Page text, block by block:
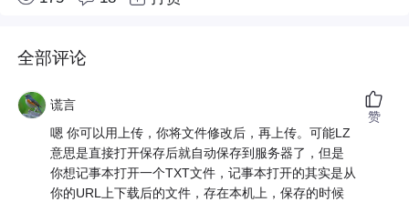
全部评论
谎言
嗯 你可以用上传，你将文件修改后，再上传。可能LZ
意思是直接打开保存后就自动保存到服务器了，但是
你想记事本打开一个TXT文件，记事本打开的其实是从
你的URL上下载后的文件，存在本机上，保存的时候
赞